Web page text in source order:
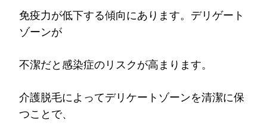
免疫力が低下する傾向にあります。デリゲート
ゾーンが
不潔だと感染症のリスクが高まります。
介護脱毛によってデリケートゾーンを清潔に保
つことで、